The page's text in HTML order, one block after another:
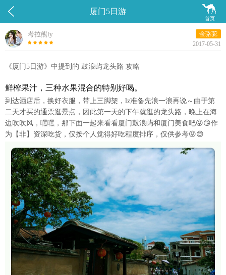
 
首页
厦门5日游
考拉熊ly
金骆驼
2017-05-31
《厦门5日游》中提到的 鼓浪屿龙头路 攻略
鲜榨果汁，三种水果混合的特别好喝。
到达酒店后，换好衣服，带上三脚架，lz准备先浪一浪再说～由于第
二天才买的通票逛景点，因此第一天的下午就逛的龙头路，晚上在海
边吹吹风，嘿嘿，那下面一起来看看厦门鼓浪屿和厦门美食吧😜😘作
为【非】资深吃货，仅按个人觉得好吃程度排序，仅供参考😝😊